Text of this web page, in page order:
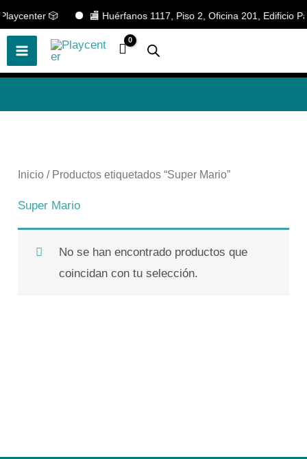
🎲 🏬 Huérfanos 1117, Piso 2, Oficina 201, Edificio
Ir
al
contenido
Inicio / Productos etiquetados “Super Mario”
Super Mario
No se han encontrado productos que
coincidan con tu selección.
🎲¡Descubre nuestras increíbles
ofertas!🎲
📢 ¡OFERTAS! 🔥